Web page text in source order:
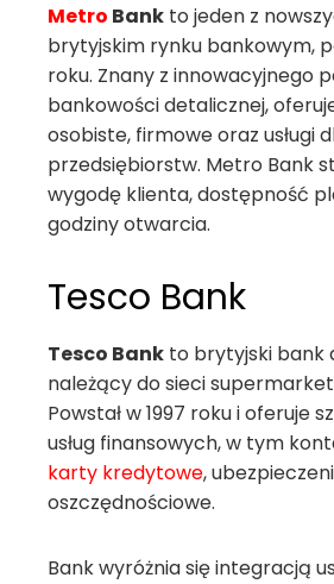
Metro Bank to jeden z
brytyjskim rynku bankowym,
roku. Znany z innowacyjnego
bankowości detalicznej,
osobiste, firmowe oraz usługi
przedsiębiorstw. Metro Bank
wygodę klienta, dostępność
godziny otwarcia.
Tesco Bank
Tesco Bank to brytyjski bank
należący do sieci
Powstał w 1997 roku i oferuje
usług finansowych, w tym
karty kredytowe,
oszczędnościowe.
Bank wyróżnia się integracją